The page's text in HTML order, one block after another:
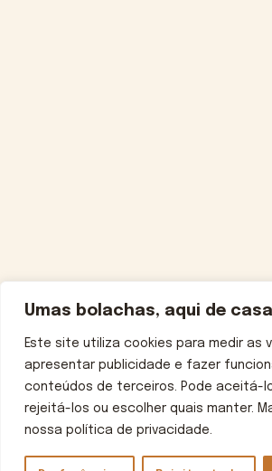
Umas bolachas, aqui de casa
Este site utiliza cookies para medir as
apresentar publicidade e fazer
conteúdos de terceiros. Pode aceitá-
rejeitá-los ou escolher quais manter.
nossa política de privacidade.